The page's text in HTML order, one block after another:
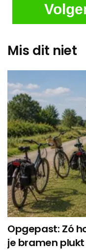
Mis dit niet
Opgepast: Zó
je bramen